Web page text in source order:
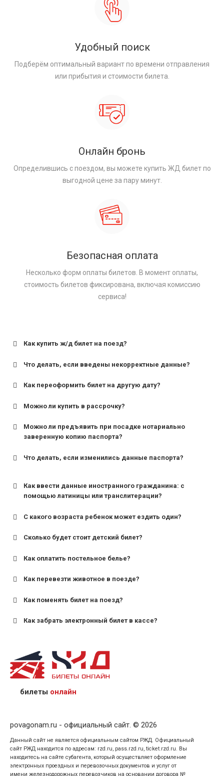
Удобный поиск
Подберём оптимальный вариант по времени отправления
или прибытия и стоимости билета.
Онлайн бронь
Определившись с поездом, вы можете купить ЖД билет по
выгодной цене за пару минут.
Безопасная оплата
Несколько форм оплаты билетов. В момент оплаты,
стоимость билетов фиксирована, включая комиссию
сервиса!
Как купить ж/д билет на поезд?
Что делать, если введены некорректные данные?
Как переоформить билет на другую дату?
Можно ли купить в рассрочку?
Можно ли предъявить при посадке нотариально
заверенную копию паспорта?
Что делать, если изменились данные паспорта?
Как ввести данные иностранного гражданина: с
помощью латиницы или транслитерации?
С какого возраста ребенок может ездить один?
для поездов дальнего следования — от 10 лет и
для пригородных поездов — от 7 лет.
Сколько будет стоит детский билет?
Как оплатить постельное белье?
Как перевезти животное в поезде?
Как поменять билет на поезд?
Как забрать электронный билет в кассе?
назвав кассиру 14-значный номер заказа;
предъявив удостоверение личности пассажира, на
кого оформлен билет.
билеты онлайн
povagonam.ru - официальный сайт. © 2026
Данный сайт не является официальным сайтом РЖД. Официальный
сайт РЖД находится по адресам: rzd.ru, pass.rzd.ru, ticket.rzd.ru. Вы
находитесь на сайте субагента, который осуществляет оформление
электронных проездных и перевозочных документов и услуг от
имени железнодорожных перевозчиков на основании договора №